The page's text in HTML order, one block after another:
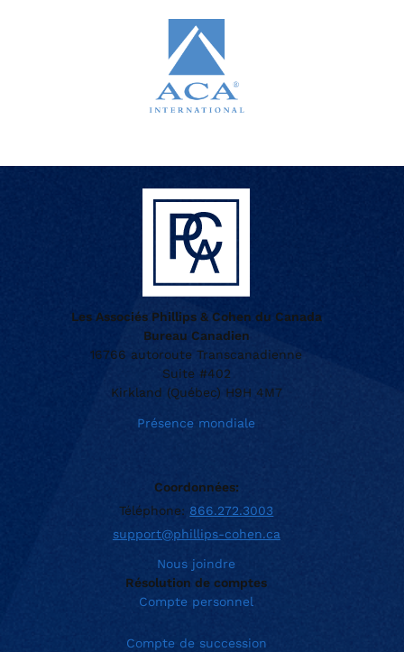
Les Associés Phillips & Cohen du Canada
Bureau Canadien
16766 autoroute Transcanadienne
Suite #402
Kirkland (Québec) H9H 4M7
Présence mondiale
Coordonnées:
Téléphone: 866.272.3003
support@phillips-cohen.ca
Nous joindre
Résolution de comptes
Compte personnel
Compte de succession